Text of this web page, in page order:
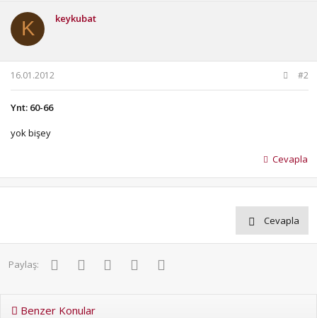
K keykubat
16.01.2012 #2
Ynt: 60-66
yok bişey
Cevapla
Cevapla
Paylaş: FacebookTwitter PinterestWhatsApp
Benzer Konular